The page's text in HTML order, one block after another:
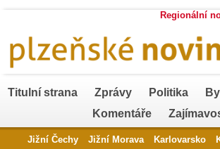
Regionální
Titulní strana Zprávy Politika
Komentáře
Jižní Čechy Jižní Morava Karlovarsko